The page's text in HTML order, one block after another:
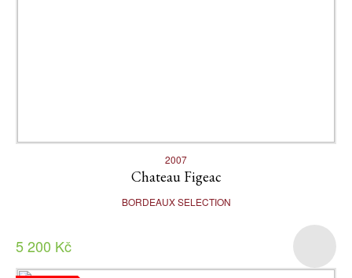
2007
Chateau Figeac
BORDEAUX SELECTION
5 200 Kč